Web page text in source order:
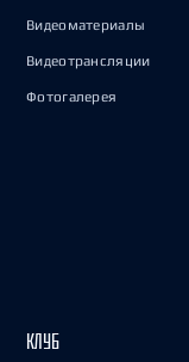
Видеоматериалы
Видеотрансляции
Фотогалерея
КЛУБ